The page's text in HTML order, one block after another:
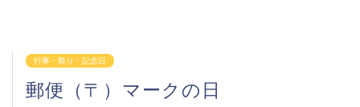
行事・祭り・記念日
郵便（〒）マークの日